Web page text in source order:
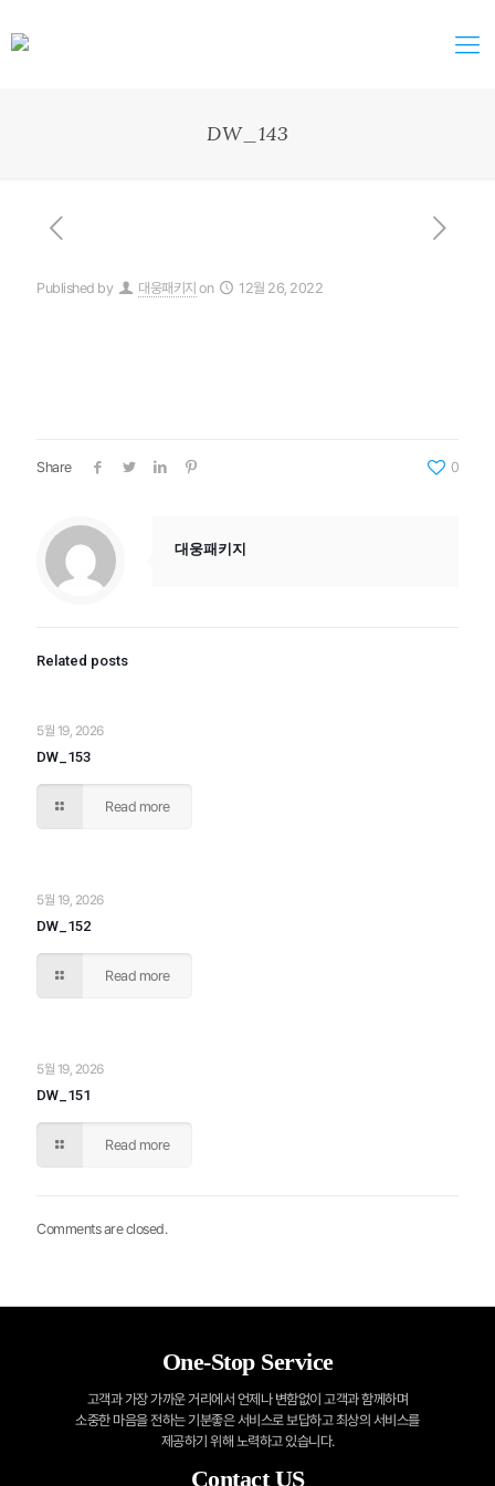
DW_143
Published by 대웅패키지 on 12월 26, 2022
Share 0
대웅패키지
Related posts
5월 19, 2026
DW_153
Read more
5월 19, 2026
DW_152
Read more
5월 19, 2026
DW_151
Read more
Comments are closed.
One-Stop Service
고객과 가장 가까운 거리에서 언제나 변함없이 고객과 함께하며
소중한 마음을 전하는기분좋은 서비스로 보답하고 최상의 서비스를
제공하기 위해 노력하고 있습니다.
Contact US